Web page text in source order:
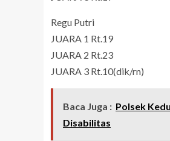
Regu Putri
JUARA 1 Rt.19
JUARA 2 Rt.23
JUARA 3 Rt.10(dik/rn)
Baca Juga : Polsek
Disabilitas